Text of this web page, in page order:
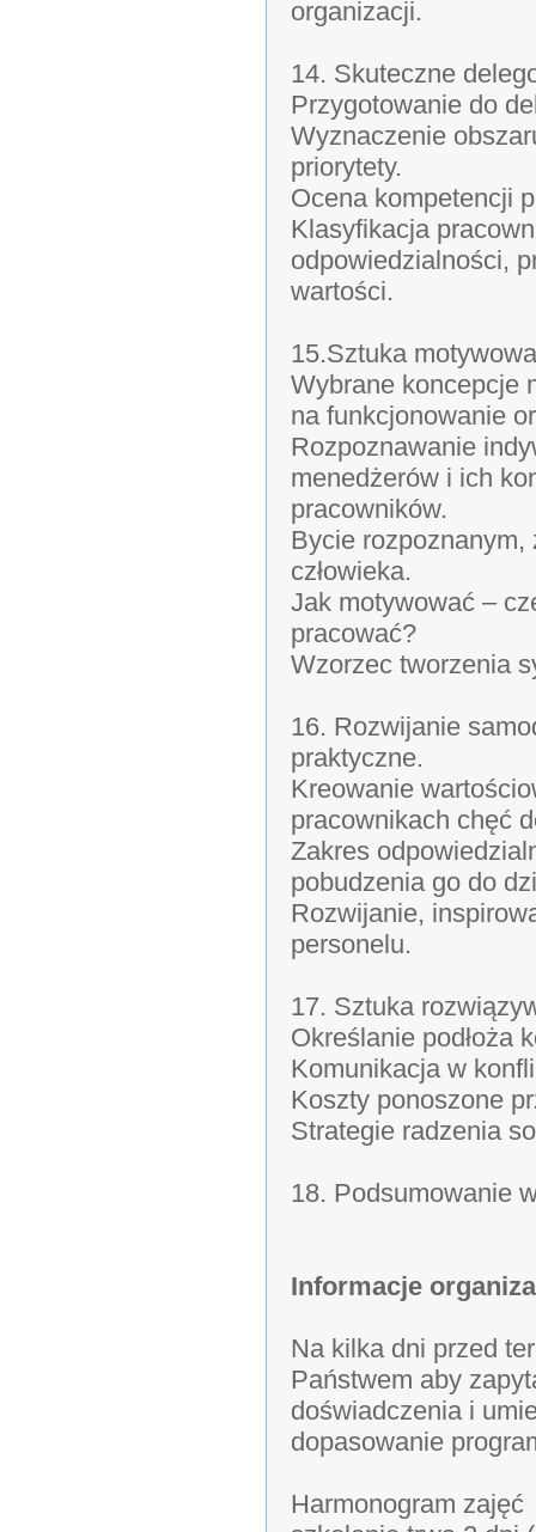
organizacji.
14. Skuteczne
Przygotowanie do
Wyznaczenie
priorytety.
Ocena kompetencji
Klasyfikacja
odpowiedzialności,
wartości.
15.Sztuka
Wybrane koncepcje
na funkcjonowanie
Rozpoznawanie
menedżerów i ich
pracowników.
Bycie
człowieka.
Jak motywować –
pracować?
Wzorzec tworzenia
16. Rozwijanie
praktyczne.
Kreowanie
pracownikach chęć
Zakres
pobudzenia go do
Rozwijanie,
personelu.
17. Sztuka
Określanie podłoża
Komunikacja w
Koszty ponoszone
Strategie radzenia
18. Podsumowanie
Informacje
Na kilka dni przed
Państwem aby
doświadczenia i
dopasowanie
Harmonogram zajęć